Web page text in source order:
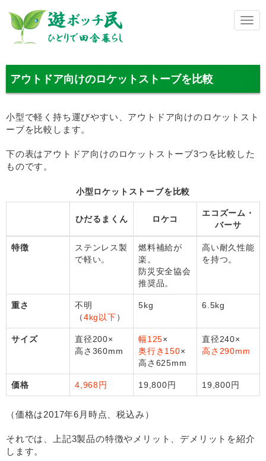
メ
ニ
アウトドア向けのロケットストーブを比較
小型で軽く持ち運びやすい、アウトドア向けのロケットスト
ーブを比較します。
下の表はアウトドア向けのロケットストーブ3つを比較した
ものです。
小型ロケットストーブを比較
ひだるまくん ロケコ
エコズーム・
バーサ
特徴
ステンレス製
で軽い。
燃料補給が
楽。
防災安全協会
推奨品。
高い耐久性能
を持つ。
重さ
不明
（4kg以下）
5kg 6.5kg
サイズ
直径200×
高さ360mm
幅125×
奥行き150×
高さ625mm
直径240×
高さ290mm
価格 4,968円 19,800円 19,800円
（価格は2017年6月時点、税込み）
それでは、上記3製品の特徴やメリット、デメリットを紹介
します。